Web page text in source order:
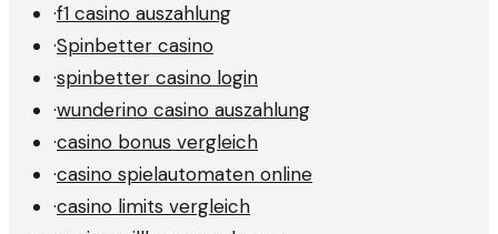
·f1 casino auszahlung
·Spinbetter casino
·spinbetter casino login
·wunderino casino auszahlung
·casino bonus vergleich
·casino spielautomaten online
·casino limits vergleich